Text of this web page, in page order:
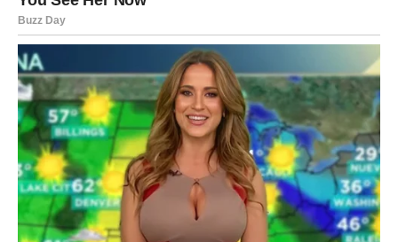
Srce će ponovo naučiti da veruje
Na početku ćete biti oprezni.
Plašićete se novih razočaranja.
Ali osoba koja dolazi neće želeti da vas menja niti da se
igra vašim emocijama.
Pokazaće vam da ljubav može biti mirna, iskrena i
sigurna.